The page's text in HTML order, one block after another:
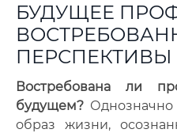
БУДУЩЕЕ
ПЕРСПЕКТИВЫ
Востребована ли
будущем?
образ жизни,